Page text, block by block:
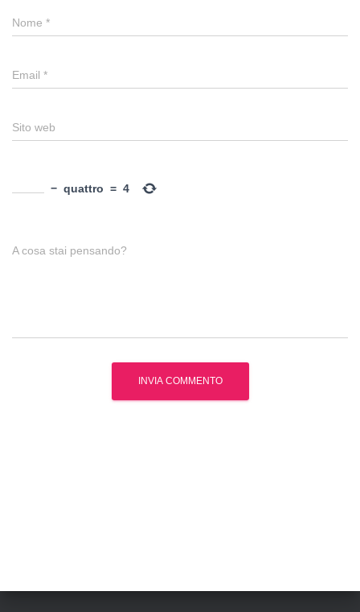
Nome *
Email *
Sito web
− quattro = 4
A cosa stai pensando?